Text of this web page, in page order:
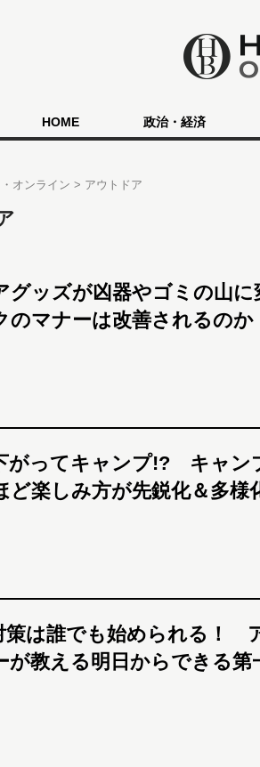
HOME 政治・経済
オンライン アウトドア
グッズが凶器やゴミの山
のマナーは改善されるのか
がってキャンプ!? キャン
ど楽しみ方が先鋭化＆多様
策は誰でも始められる！
が教える明日からできる第